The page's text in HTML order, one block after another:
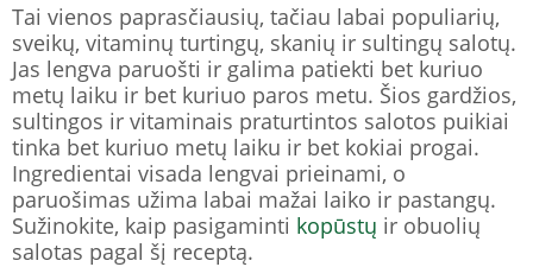
Tai vienos paprasčiausių, tačiau labai populiarių,
sveikų, vitaminų turtingų, skanių ir sultingų salotų.
Jas lengva paruošti ir galima patiekti bet kuriuo
metų laiku ir bet kuriuo paros metu. Šios gardžios,
sultingos ir vitaminais praturtintos salotos puikiai
tinka bet kuriuo metų laiku ir bet kokiai progai.
Ingredientai visada lengvai prieinami, o
paruošimas užima labai mažai laiko ir pastangų.
Sužinokite, kaip pasigaminti kopūstų ir obuolių
salotas pagal šį receptą.